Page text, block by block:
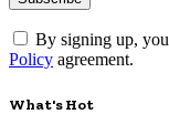
By signing up,
Policy agreement.
What's Hot